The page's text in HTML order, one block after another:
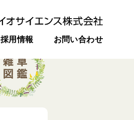
採用情報 お問い合わせ